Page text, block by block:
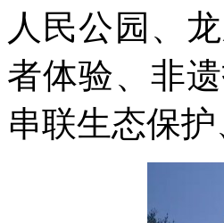
人民公园、
者体验、非
串联生态保